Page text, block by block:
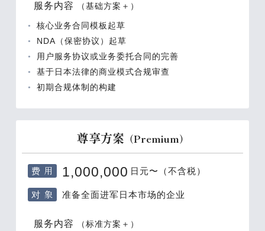
服务内容 （基础方案＋）
核心业务合同模板起草
NDA（保密协议）起草
用户服务协议或业务委托合同的完善
基于日本法律的商业模式合规审查
初期合规体制的构建
尊享方案 （Premium）
费 用 1,000,000 日元〜（不含税）
对 象 准备全面进军日本市场的企业
服务内容 （标准方案＋）